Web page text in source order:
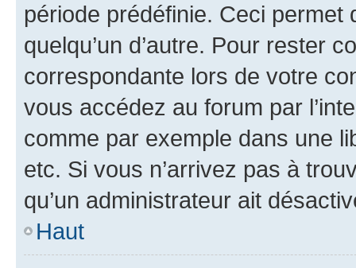
période prédéfinie. Ceci permet
quelqu’un d’autre. Pour rester
correspondante lors de votre
vous accédez au forum par
comme par exemple dans une
etc. Si vous n’arrivez pas à
qu’un administrateur ait
Haut